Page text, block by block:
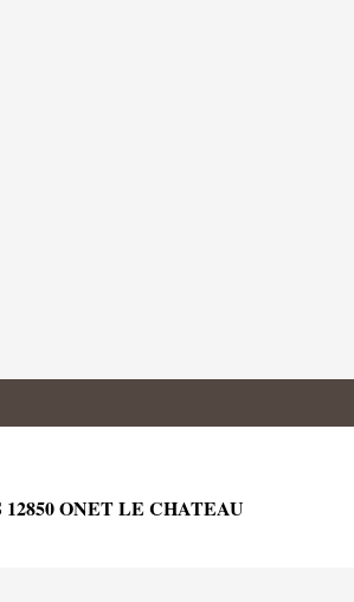
12850 ONET LE CHATEAU